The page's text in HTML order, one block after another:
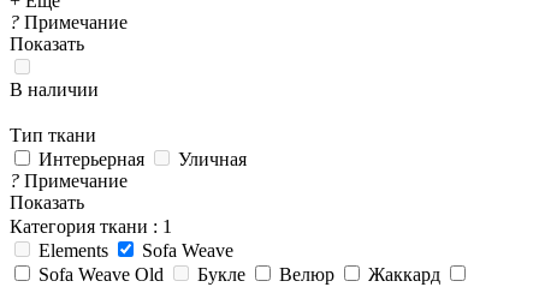
? Примечание
Показать
В наличии
Тип ткани
Интерьерная
Уличная
? Примечание
Показать
Категория ткани : 1
Elements
Sofa Weave
Sofa Weave Old
Букле Велюр
Жаккард